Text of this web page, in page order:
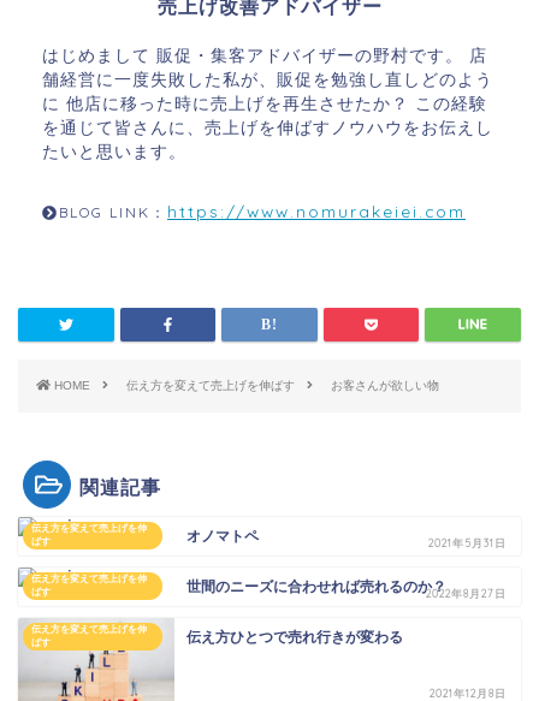
売上げ改善アドバイザー
はじめまして 販促・集客アドバイザーの野村です。 店
舗経営に一度失敗した私が、販促を勉強し直しどのよう
に 他店に移った時に売上げを再生させたか？ この経験
を通じて皆さんに、売上げを伸ばすノウハウをお伝えし
たいと思います。
BLOG LINK： https://www.nomurakeiei.com
HOME 伝え方を変えて売上げを伸ばす お客さんが欲しい物
関連記事
伝え方を変えて売上げを伸
ばす
オノマトペ 2021年5月31日
伝え方を変えて売上げを伸
ばす
世間のニーズに合わせれば売れるのか？2022年8月27日
伝え方を変えて売上げを伸
ばす
伝え方ひとつで売れ行きが変わる
2021年12月8日